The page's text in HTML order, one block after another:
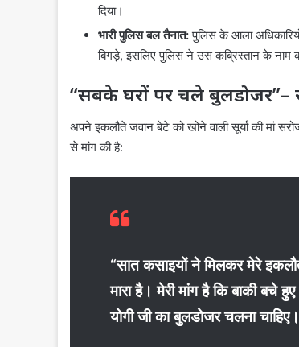
दिया।
भारी पुलिस बल तैनात:पुलिस के आला
बिगड़े, इसलिए पुलिस ने उस कब्रिस्तान के नाम
“सबके घरों पर चले बुलडोजर”–
अपने इकलौते जवान बेटे को खोने वाली सूर्या की मां
से मांग की है:
“सात कसाइयों ने मिलकर मेरे
मारा है। मेरी मांग है कि बाकी बचे
योगी जी का बुलडोजर चलना